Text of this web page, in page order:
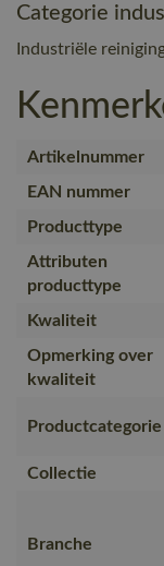
Categorie
Industriële
Artikelnummer
EAN nummer
Producttype
Attributen
producttype
Kwaliteit
Opmerking over
kwaliteit
Productcategorie
Collectie
Branche